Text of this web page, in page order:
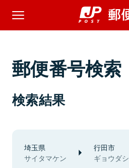
郵便番号検索
検索結果
埼玉県
サイタマケン
行田市
ギョウダシ